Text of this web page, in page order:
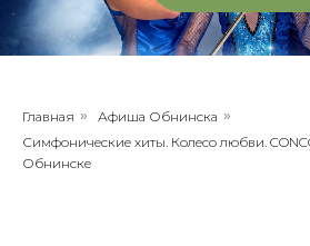
Главная » Афиша Обнинска »
Симфонические хиты. Колесо любви.
Обнинске